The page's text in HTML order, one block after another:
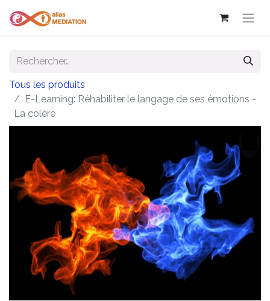
Tous les produits
E-Learning: Réhabiliter le langage de ses émotions -
La colère